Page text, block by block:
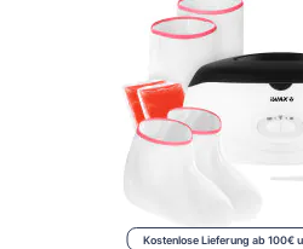
Kostenlose Lieferung ab 100€